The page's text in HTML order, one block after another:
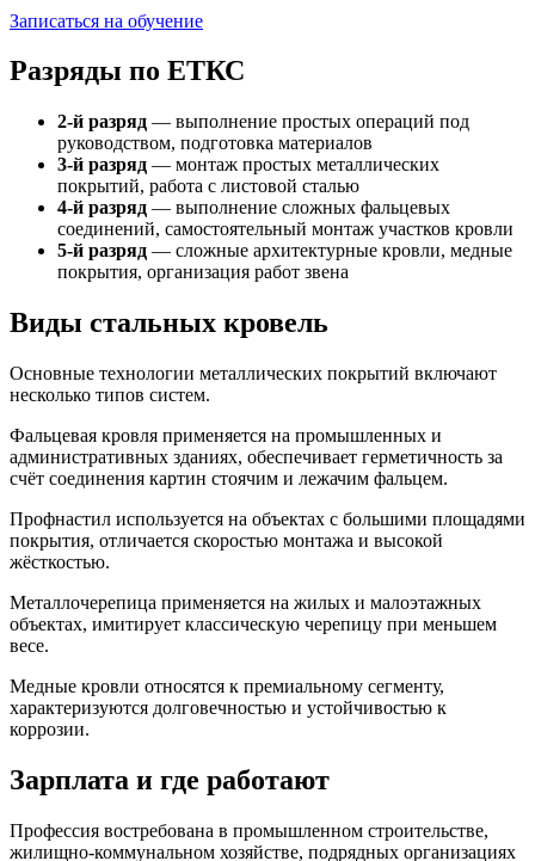
Записаться на обучение
Разряды по ЕТКС
2-й разряд — выполнение простых операций под
руководством, подготовка материалов
3-й разряд — монтаж простых металлических
покрытий, работа с листовой сталью
4-й разряд — выполнение сложных фальцевых
соединений, самостоятельный монтаж участков кровли
5-й разряд — сложные архитектурные кровли, медные
покрытия, организация работ звена
Виды стальных кровель
Основные технологии металлических покрытий включают
несколько типов систем.
Фальцевая кровля применяется на промышленных и
административных зданиях, обеспечивает герметичность за
счёт соединения картин стоячим и лежачим фальцем.
Профнастил используется на объектах с большими площадями
покрытия, отличается скоростью монтажа и высокой
жёсткостью.
Металлочерепица применяется на жилых и малоэтажных
объектах, имитирует классическую черепицу при меньшем
весе.
Медные кровли относятся к премиальному сегменту,
характеризуются долговечностью и устойчивостью к
коррозии.
Зарплата и где работают
Профессия востребована в промышленном строительстве,
жилищно-коммунальном хозяйстве, подрядных организациях